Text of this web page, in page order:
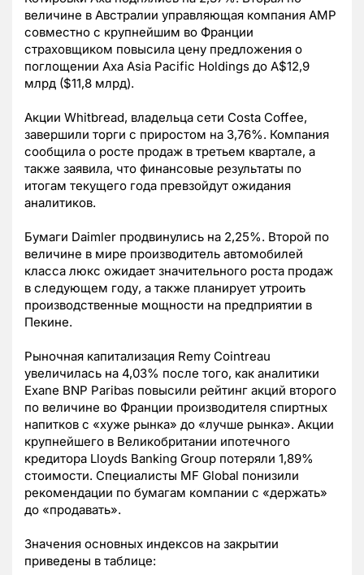
величине в Австралии управляющая компания AMP
совместно с крупнейшим во Франции
страховщиком повысила цену предложения о
поглощении Axa Asia Pacific Holdings до A$12,9
млрд ($11,8 млрд).
Акции Whitbread, владельца сети Costa Coffee,
завершили торги с приростом на 3,76%. Компания
сообщила о росте продаж в третьем квартале, а
также заявила, что финансовые результаты по
итогам текущего года превзойдут ожидания
аналитиков.
Бумаги Daimler продвинулись на 2,25%. Второй по
величине в мире производитель автомобилей
класса люкс ожидает значительного роста продаж
в следующем году, а также планирует утроить
производственные мощности на предприятии в
Пекине.
Рыночная капитализация Remy Cointreau
увеличилась на 4,03% после того, как аналитики
Exane BNP Paribas повысили рейтинг акций второго
по величине во Франции производителя спиртных
напитков с «хуже рынка» до «лучше рынка». Акции
крупнейшего в Великобритании ипотечного
кредитора Lloyds Banking Group потеряли 1,89%
стоимости. Специалисты MF Global понизили
рекомендации по бумагам компании с «держать»
до «продавать».
Значения основных индексов на закрытии
приведены в таблице: